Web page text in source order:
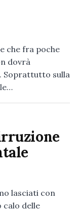
che fra poche
dovrà
Soprattutto sulla
lasciati con
calo delle